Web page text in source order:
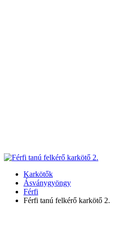
Karkötők
Ásványgyöngy
Férfi
Férfi tanú felkérő karkötő 2.